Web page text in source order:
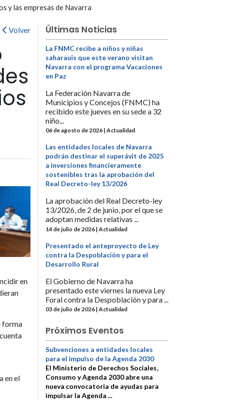
y las empresas de Navarra
Volver
en
forma
en el
Últimas Noticias
La FNMC recibe a niños y niñas
saharauis que este verano visitan
Navarra con el programa Vacaciones
en Paz
La Federación Navarra de
Municipios y Concejos (FNMC) ha
recibido este jueves en su sede a 32
niño...
06 de agosto de 2026 | Actualidad
Las entidades locales de Navarra
podrán destinar el superávit de 2025
a inversiones financieramente
sostenibles tras la aprobación del
Real Decreto-ley 13/2026
La aprobación del Real Decreto-ley
13/2026, de 2 de junio, por el que se
adoptan medidas relativas ...
14 de julio de 2026 | Actualidad
Presentado el anteproyecto de Ley
contra la Despoblación y para el
Desarrollo Rural
El Gobierno de Navarra ha
presentado este viernes la nueva Ley
Foral contra la Despoblación y para ...
03 de julio de 2026 | Actualidad
Próximos Eventos
Subvenciones a entidades locales
para el impulso de la Agenda 2030
El Ministerio de Derechos Sociales,
Consumo y Agenda 2030 abre una
nueva convocatoria de ayudas para
impulsar la Agenda ...